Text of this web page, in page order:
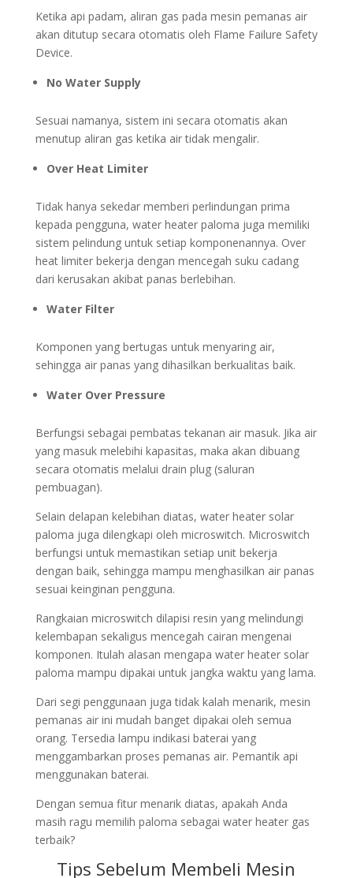
Ketika api padam, aliran gas pada mesin pemanas air
akan ditutup secara otomatis oleh Flame Failure Safety
Device.
No Water Supply
Sesuai namanya, sistem ini secara otomatis akan
menutup aliran gas ketika air tidak mengalir.
Over Heat Limiter
Tidak hanya sekedar memberi perlindungan prima
kepada pengguna, water heater paloma juga memiliki
sistem pelindung untuk setiap komponenannya. Over
heat limiter bekerja dengan mencegah suku cadang
dari kerusakan akibat panas berlebihan.
Water Filter
Komponen yang bertugas untuk menyaring air,
sehingga air panas yang dihasilkan berkualitas baik.
Water Over Pressure
Berfungsi sebagai pembatas tekanan air masuk. Jika air
yang masuk melebihi kapasitas, maka akan dibuang
secara otomatis melalui drain plug (saluran
pembuagan).
Selain delapan kelebihan diatas, water heater solar
paloma juga dilengkapi oleh microswitch. Microswitch
berfungsi untuk memastikan setiap unit bekerja
dengan baik, sehingga mampu menghasilkan air panas
sesuai keinginan pengguna.
Rangkaian microswitch dilapisi resin yang melindungi
kelembapan sekaligus mencegah cairan mengenai
komponen. Itulah alasan mengapa water heater solar
paloma mampu dipakai untuk jangka waktu yang lama.
Dari segi penggunaan juga tidak kalah menarik, mesin
pemanas air ini mudah banget dipakai oleh semua
orang. Tersedia lampu indikasi baterai yang
menggambarkan proses pemanas air. Pemantik api
menggunakan baterai.
Dengan semua fitur menarik diatas, apakah Anda
masih ragu memilih paloma sebagai water heater gas
terbaik?
Tips Sebelum Membeli Mesin